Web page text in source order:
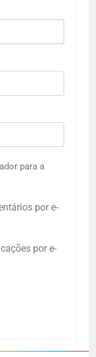
para a
por e-
por e-